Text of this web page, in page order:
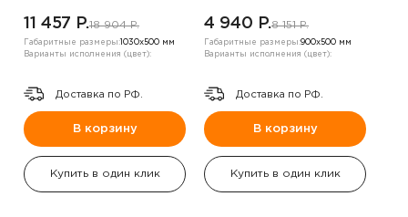
11 457 P.18 904 P.
Габаритные размеры: 1030х500 мм
Варианты исполнения (цвет):
Доставка по РФ.
В корзину
Купить в один клик
4 940 P.8 151 P.
Габаритные размеры:900х500 мм
Варианты исполнения (цвет):
Доставка по РФ.
В корзину
Купить в один клик